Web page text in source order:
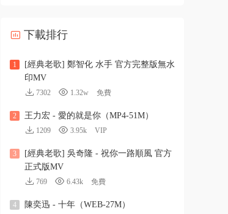
下載排行
1
[經典老歌] 鄭智化 水手 官方完整版無水
印MV
7302 1.32w 免費
2 王力宏 - 愛的就是你（MP4-51M）
1209 3.95k VIP
3
[經典老歌] 吳奇隆 - 祝你一路順風 官方
正式版MV
769 6.43k 免費
4 陳奕迅 - 十年（WEB-27M）